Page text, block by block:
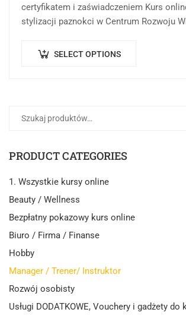
certyfikatem i zaświadczeniem Kurs
stylizacji paznokci w Centrum Rozwoju
SELECT OPTIONS
PRODUCT CATEGORIES
1. Wszystkie kursy online
Beauty / Wellness
Bezpłatny pokazowy kurs online
Biuro / Firma / Finanse
Hobby
Manager / Trener/ Instruktor
Rozwój osobisty
Usługi DODATKOWE, Vouchery i gadżety do